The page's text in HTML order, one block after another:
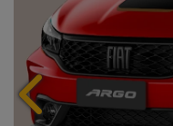
Anterior